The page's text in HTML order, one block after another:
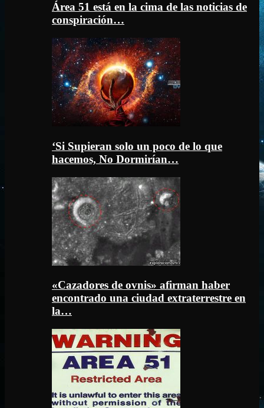
Área 51 está en la cima de las noticias de
conspiración…
‘Si Supieran solo un poco de lo que
hacemos, No Dormirían…
«Cazadores de ovnis» afirman haber
encontrado una ciudad extraterrestre en
la…